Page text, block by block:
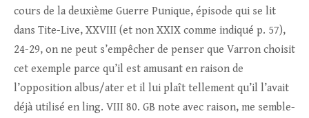
cours de la deuxième Guerre Punique, épisode qui se lit
dans Tite-Live, XXVIII (et non XXIX comme indiqué p. 57),
24-29, on ne peut s’empêcher de penser que Varron choisit
cet exemple parce qu’il est amusant en raison de
l’opposition albus/ater et il lui plaît tellement qu’il l’avait
déjà utilisé en ling. VIII 80. GB note avec raison, me semble-